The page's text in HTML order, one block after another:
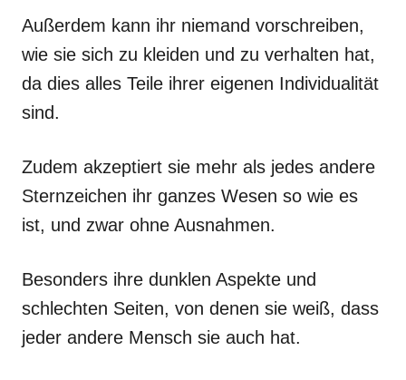
Außerdem kann ihr niemand vorschreiben,
wie sie sich zu kleiden und zu verhalten hat,
da dies alles Teile ihrer eigenen Individualität
sind.
Zudem akzeptiert sie mehr als jedes andere
Sternzeichen ihr ganzes Wesen so wie es
ist, und zwar ohne Ausnahmen.
Besonders ihre dunklen Aspekte und
schlechten Seiten, von denen sie weiß, dass
jeder andere Mensch sie auch hat.